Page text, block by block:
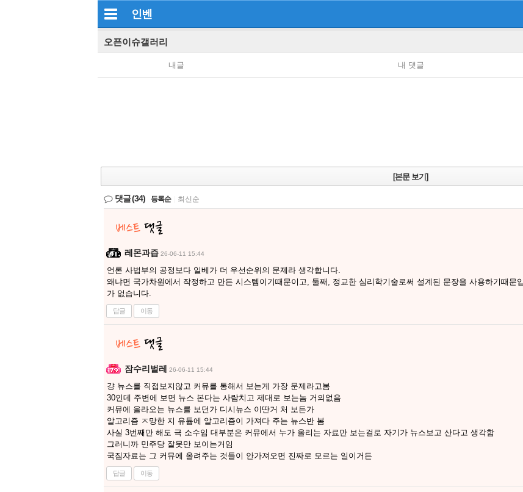
인벤
오픈이슈갤러리
내글 내 댓글
[본문 보기]
댓글(34) 등록순 최신순
레몬과즙 26-06-11 15:44
언론 사법부의 공정보다 일베가 더 우선순위의 문제라 생각합니다.
왜냐면 국가차원에서 작정하고 만든 시스템이기때문이고, 둘째, 정교한 심리학기술로써 설계된 문장을 사용하기때문
가 없습니다.
답글 이동
잠수리벌레 26-06-11 15:44
걍 뉴스를 직접보지않고 커뮤를 통해서 보는게 가장 문제라고봄
30인데 주변에 보면 뉴스 본다는 사람치고 제대로 보는놈 거의없음
커뮤에 올라오는 뉴스를 보던가 디시뉴스 이딴거 처 보든가
알고리즘 ㅈ망한 지 유튭에 알고리즘이 가져다 주는 뉴스반 봄
사실 3번째만 해도 극 소수임 대부분은 커뮤에서 누가 올리는 자료만 보는걸로 자기가 뉴스보고 산다고 생각함
그러니까 민주당 잘못만 보이는거임
국짐자료는 그 커뮤에 올려주는 것들이 안가져오면 진짜로 모르는 일이거든
답글 이동